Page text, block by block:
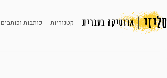
קטגוריות כותבות וכותבים